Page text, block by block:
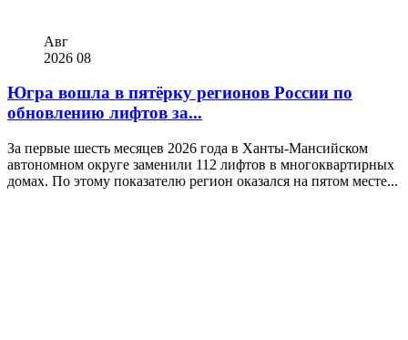
Авг
2026 08
Югра вошла в пятёрку регионов России по
обновлению лифтов за...
За первые шесть месяцев 2026 года в Ханты-Мансийском
автономном округе заменили 112 лифтов в многоквартирных
домах. По этому показателю регион оказался на пятом месте...